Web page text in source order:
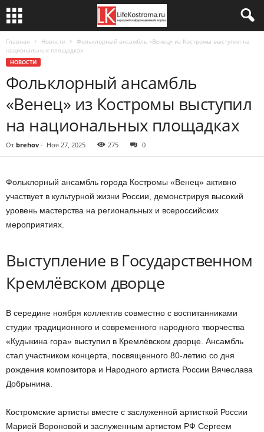
Главная Новости
Фольклорный ансамбль «Венец» из Костромы выступил на
национальных площадках
НОВОСТИ
Фольклорный ансамбль
«Венец» из Костромы выступил
на национальных площадках
От brehov - Ноя 27, 2025 275 0
Фольклорный ансамбль города Костромы «Венец» активно
участвует в культурной жизни России, демонстрируя высокий
уровень мастерства на региональных и всероссийских
мероприятиях.
Выступление в Государственном
Кремлёвском дворце
В середине ноября коллектив совместно с воспитанниками
студии традиционного и современного народного творчества
«Кудыкина гора» выступил в Кремлёвском дворце. Ансамбль
стал участником концерта, посвященного 80-летию со дня
рождения композитора и Народного артиста России Вячеслава
Добрынина.
Костромские артисты вместе с заслуженной артисткой России
Марией Вороновой и заслуженным артистом РФ Сергеем